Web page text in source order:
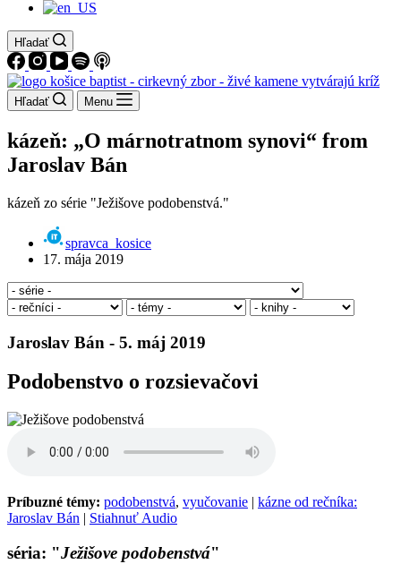
Hľadať
Hľadať Menu
kázeň: „O márnotratnom synovi“ from
Jaroslav Bán
kázeň zo série "Ježišove podobenstvá."
spravca_kosice
17. mája 2019
Jaroslav Bán - 5. máj 2019
Podobenstvo o rozsievačovi
Príbuzné témy: podobenstvá, vyučovanie | kázne od rečníka:
Jaroslav Bán | Stiahnuť Audio
séria: "Ježišove podobenstvá"